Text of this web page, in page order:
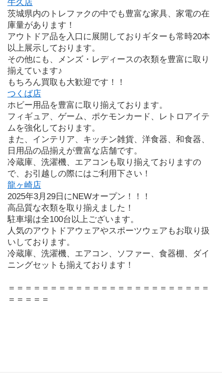
牛久店
茨城県内のトレファクの中でも豊富な家具、家電の在
庫量があります！
アウトドア品を入口に展開しておりギターも常時20本
以上展示しております。
その他にも、メンズ・レディースの衣類を豊富に取り
揃えています♪
もちろん買取も大歓迎です！！
つくば店
ホビー用品を豊富に取り揃えております。
フィギュア、ゲーム、ポケモンカード、レトロアイテ
ムを強化しております。
また、インテリア、キッチン雑貨、洋食器、和食器、
日用品の品揃えが豊富な店舗です。
冷蔵庫、洗濯機、エアコンも取り揃えておりますの
で、お引越しの際にはご利用下さい！
龍ヶ崎店
2025年3月29日にNEWオープン！！！
高品質な衣類を取り揃えました！
駐車場は全100台以上ございます。
人気のアウトドアウェアやスポーツウェアもお取り扱
いしております。
冷蔵庫、洗濯機、エアコン、ソファー、食器棚、ダイ
ニングセットも揃えております！
＝＝＝＝＝＝＝＝＝＝＝＝＝＝＝＝＝＝＝＝＝＝＝＝
＝＝＝＝＝